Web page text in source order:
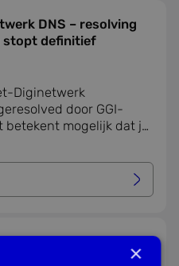
DNS – resolving
stopt definitief
Diginetwerk
door GGI-
betekent mogelijk dat je
meer kan bereiken.
×